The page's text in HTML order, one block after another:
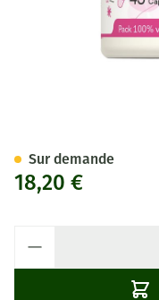
18,20 €
Sur demande